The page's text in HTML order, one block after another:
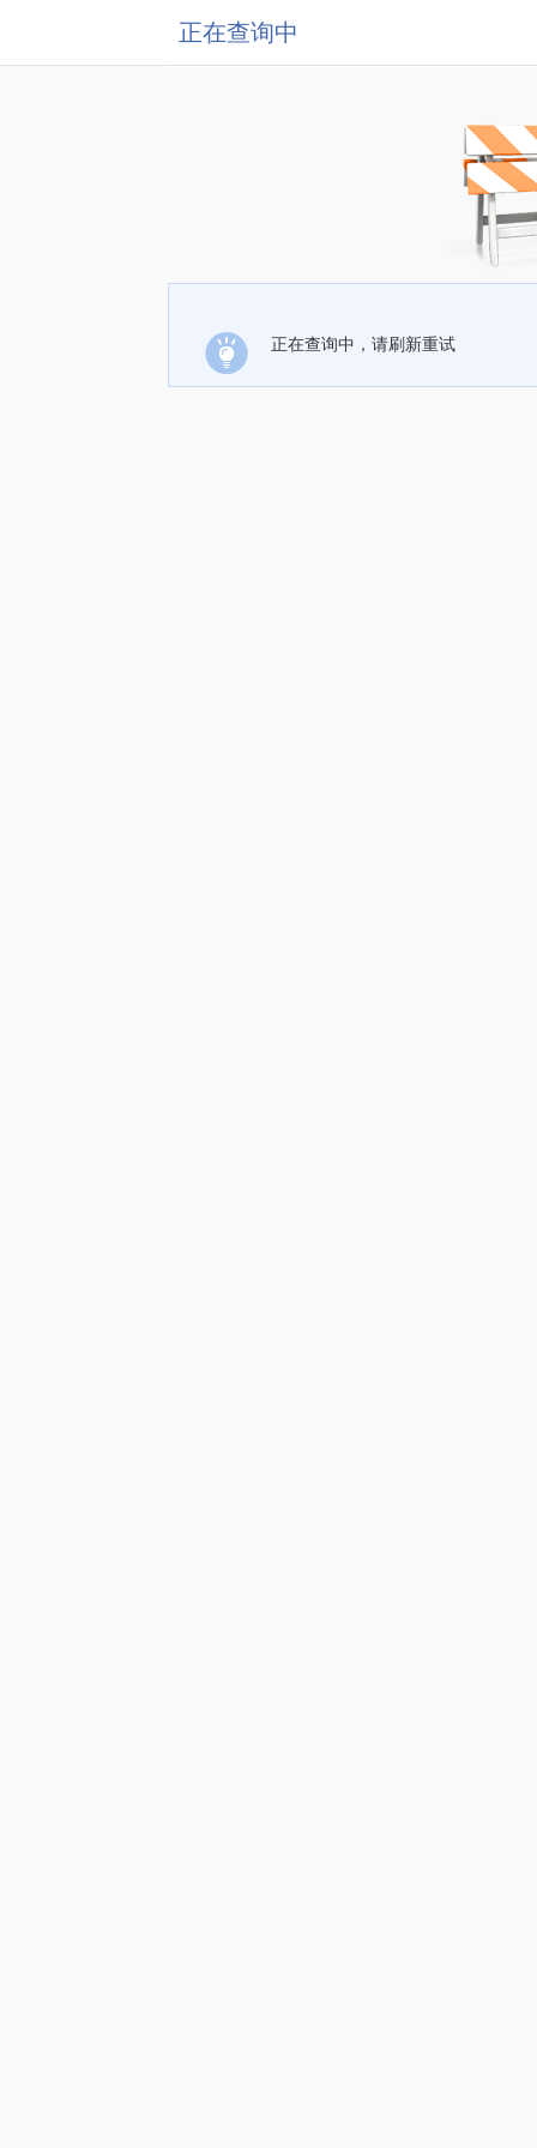
正在查询中
正在查询中，请刷新重试